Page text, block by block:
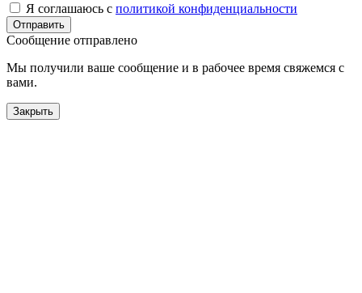
Я соглашаюсь с политикой конфиденциальности
Отправить
Сообщение отправлено
Мы получили ваше сообщение и в рабочее время свяжемся с
вами.
Закрыть